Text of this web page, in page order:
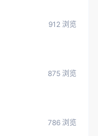
912 浏览
875 浏览
786 浏览